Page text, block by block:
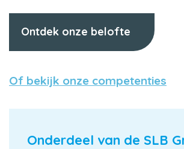
Ontdek onze belofte
Of bekijk onze competenties
Onderdeel van de SLB